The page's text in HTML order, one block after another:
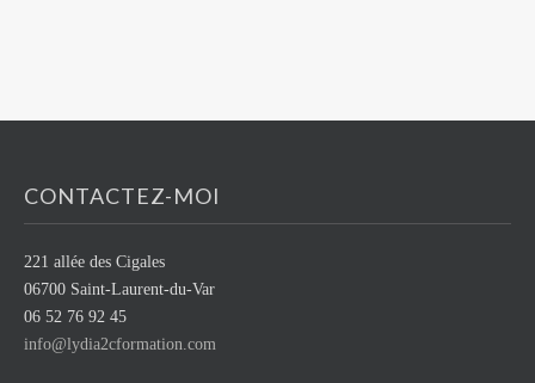
CONTACTEZ-MOI
221 allée des Cigales
06700 Saint-Laurent-du-Var
06 52 76 92 45
info@lydia2cformation.com